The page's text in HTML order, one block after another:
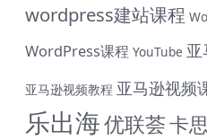
wordpress建站课程
WordPress课程 YouTube
亚马逊视频教程 亚马逊视频
乐出海优联荟卡